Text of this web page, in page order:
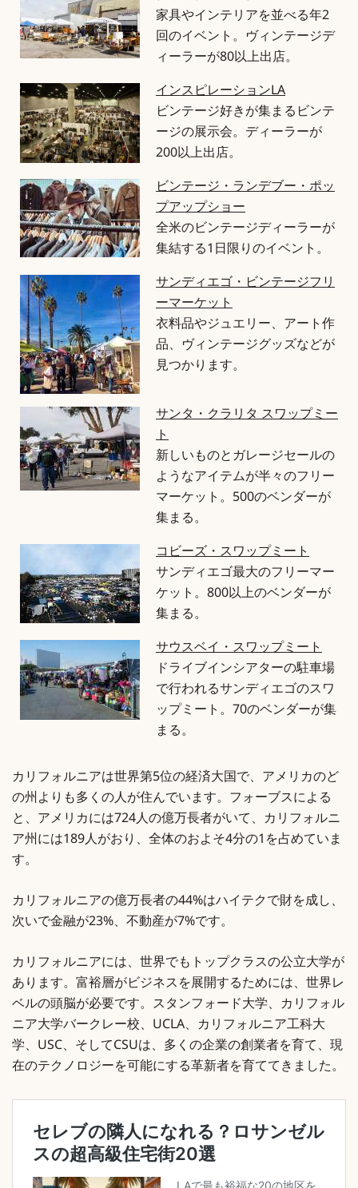
家具やインテリアを並べる年2
回のイベント。ヴィンテージデ
ィーラーが80以上出店。
インスピレーションLA
ビンテージ好きが集まるビンテ
ージの展示会。ディーラーが
200以上出店。
ビンテージ・ランデブー・ポッ
プアップショー
全米のビンテージディーラーが
集結する1日限りのイベント。
サンディエゴ・ビンテージフリ
ーマーケット
衣料品やジュエリー、アート作
品、ヴィンテージグッズなどが
見つかります。
サンタ・クラリタ スワップミー
ト
新しいものとガレージセールの
ようなアイテムが半々のフリー
マーケット。500のベンダーが
集まる。
コビーズ・スワップミート
サンディエゴ最大のフリーマー
ケット。800以上のベンダーが
集まる。
サウスベイ・スワップミート
ドライブインシアターの駐車場
で行われるサンディエゴのスワ
ップミート。70のベンダーが集
まる。
カリフォルニアは世界第5位の経済大国で、アメリカのど
の州よりも多くの人が住んでいます。フォーブスによる
と、アメリカには724人の億万長者がいて、カリフォルニ
ア州には189人がおり、全体のおよそ4分の1を占めていま
す。
カリフォルニアの億万長者の44%はハイテクで財を成し、
次いで金融が23%、不動産が7%です。
カリフォルニアには、世界でもトップクラスの公立大学が
あります。富裕層がビジネスを展開するためには、世界レ
ベルの頭脳が必要です。スタンフォード大学、カリフォル
ニア大学バークレー校、UCLA、カリフォルニア工科大
学、USC、そしてCSUは、多くの企業の創業者を育て、現
在のテクノロジーを可能にする革新者を育ててきました。